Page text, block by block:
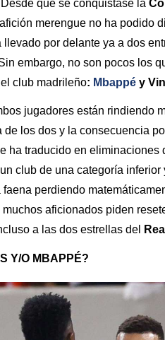
Desde que se conquistase la
merengue no ha podido
por delante ya a dos
embargo, no son pocos los
club madrileño: Mbappé y
jugadores están rindiendo
de los dos y la consecuencia
ha traducido en eliminaciones
club de una categoría
perdiendo
aficionados piden
a las dos estrellas del
Y/O MBAPPÉ?